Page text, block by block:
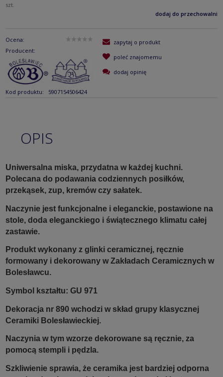
szt.
dodaj do przechowalni
Ocena:
Producent:
Kod produktu: 5907154506424
zapytaj o produkt
poleć znajomemu
dodaj opinię
OPIS
Uniwersalna miska, przydatna w każdej kuchni.
Polecana do podawania codziennych posiłków,
przekąsek, zup, kremów czy sałatek.
Naczynie jest funkcjonalne i eleganckie, postawione na
stole, doda eleganckiego i świątecznego klimatu całej
zastawie.
Produkt wykonany z glinki ceramicznej, ręcznie
formowany i dekorowany w Zakładach Ceramicznych w
Bolesławcu.
Symbol kształtu: GU 971
Dekoracja nr 890 wchodzi w skład grupy klasycznej
Ceramiki Bolesławieckiej.
Naczynia w tym wzorze dekorowane są ręcznie, za
pomocą stempli i pędzla.
Szkliwienie sprawia, że ceramika jest bardziej odporna